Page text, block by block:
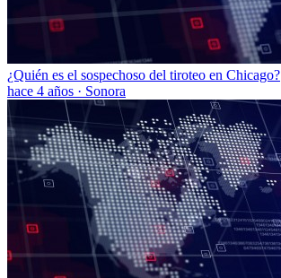
¿Quién es el sospechoso del tiroteo en Chicago?
hace 4 años · Sonora